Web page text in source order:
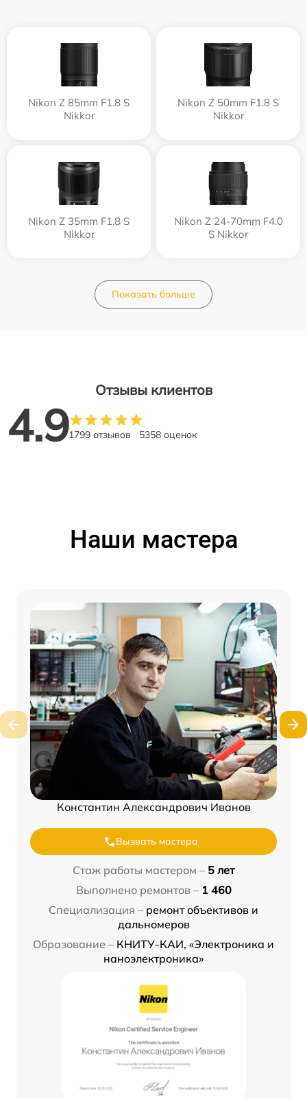
Nikon Z 85mm F1.8 S
Nikkor
Nikon Z 50mm F1.8 S
Nikkor
Nikon Z 35mm F1.8 S
Nikkor
Nikon Z 24-70mm F4.0
S Nikkor
Показать больше
Отзывы клиентов
4.91799 отзывов 5358 оценок
Наши мастера
Константин Александрович Иванов
Вызвать мастера
Стаж работы мастером – 5 лет
Выполнено ремонтов – 1 460
Специализация – ремонт объективов и
дальномеров
Образование – КНИТУ-КАИ, «Электроника и
наноэлектроника»